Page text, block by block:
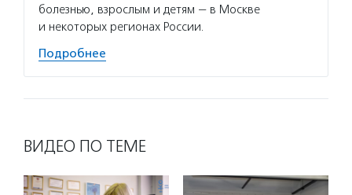
болезнью, взрослым и детям — в Москве
и некоторых регионах России.
Подробнее
ВИДЕО ПО ТЕМЕ